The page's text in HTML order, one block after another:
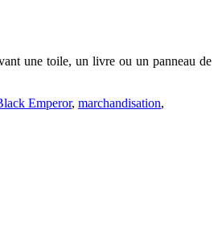
une toile, un livre ou un panneau de
Emperor, marchandisation,